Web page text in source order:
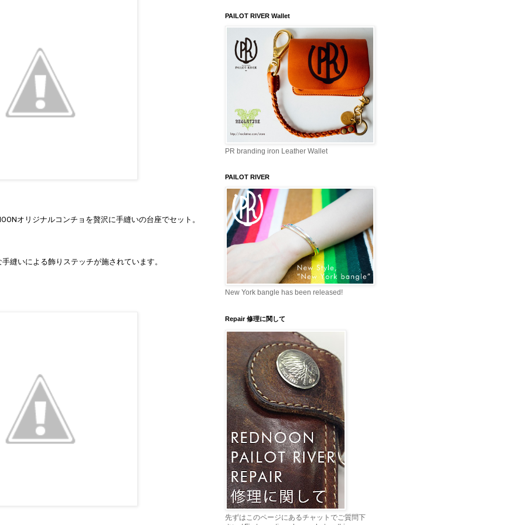
オリジナルコンチョを贅沢に手縫いの台座でセット。
縫いによる飾りステッチが施されています。
PAILOT RIVER Wallet
PR branding iron Leather Wallet
PAILOT RIVER
New York bangle has been released!
Repair 修理に関して
先ずはこのページにあるチャットでご質問下